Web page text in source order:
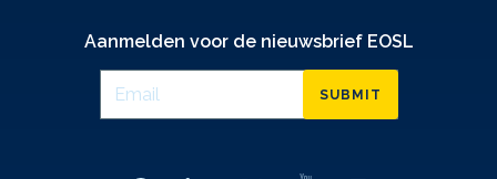
Aanmelden voor de nieuwsbrief EOSL
SUBMIT